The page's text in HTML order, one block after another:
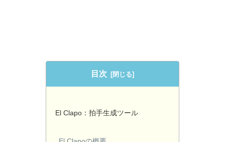
目次
El Clapo：拍手生成ツール